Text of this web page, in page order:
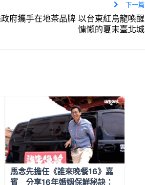
下一篇
府攜手在地茶品牌 以台東紅烏龍喚醒
慵懶的夏末臺北城
馬念先擔任《誰來晚餐16》嘉
賓 分享16年婚姻保鮮秘訣：